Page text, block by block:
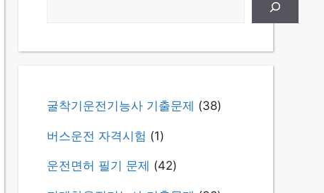
굴착기운전기능사 기출문제 (38)
버스운전 자격시험 (1)
운전면허 필기 문제 (42)